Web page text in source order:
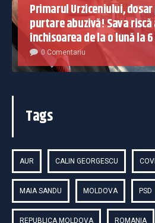
Primarul Urziceniului,
purtare abuzivă! Sava
închisoarea de la o lună la
0 Comentariu
Tags
AUR CALIN GEORGESCU
MAIA SANDU MOLDOVA PSD
REPUBLICA MOLDOVA ROMANIA